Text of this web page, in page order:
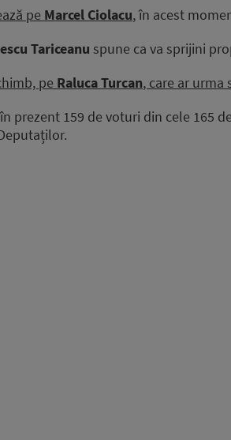
pe Marcel Ciolacu, în acest
Tariceanu spune ca va sprijini
pe Raluca Turcan, care ar urma
prezent 159 de voturi din cele 165